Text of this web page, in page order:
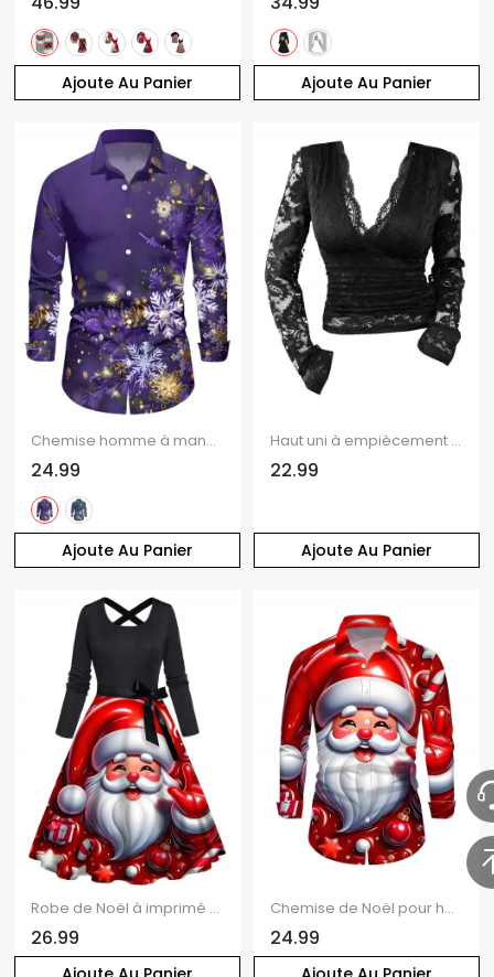
Ajoute Au Panier Ajoute Au Panier
Ajoute Au Panier
Chemise homme à manches longues, col rabattu, imprimé flocons de neige lumineux, style décontracté, à boutons, idéale pour Noël.
24.99
Ajoute Au Panier
Haut uni à empiècement en dentelle transparente et décolleté plongeant festonné
22.99
Robe de Noël à imprimé clochettes et colorblock Père Noël, ceinture croisée
26.99
Chemise de Noël pour homme, manches longues, imprimé Père Noël et clochette.
24.99